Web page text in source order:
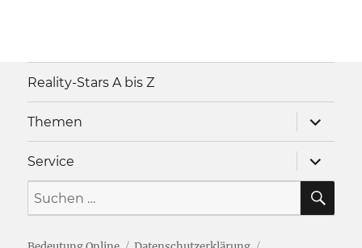
Reality-Stars A bis Z
Themen
anzeigen
Service
anzeigen
Suche
nach: